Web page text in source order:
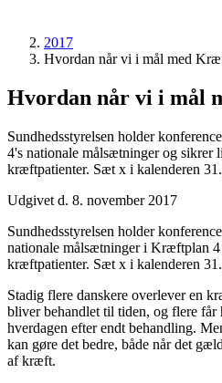
2017
Hvordan når vi i mål med
Hvordan når vi i mål
Sundhedsstyrelsen holder
4's nationale målsætninger og sikrer
kræftpatienter. Sæt x i kalenderen
Udgivet d. 8. november 2017
Sundhedsstyrelsen holder
nationale målsætninger i Kræftplan
kræftpatienter. Sæt x i kalenderen
Stadig flere danskere overlever en
bliver behandlet til tiden, og flere
hverdagen efter endt behandling.
kan gøre det bedre, både når det
af kræft.